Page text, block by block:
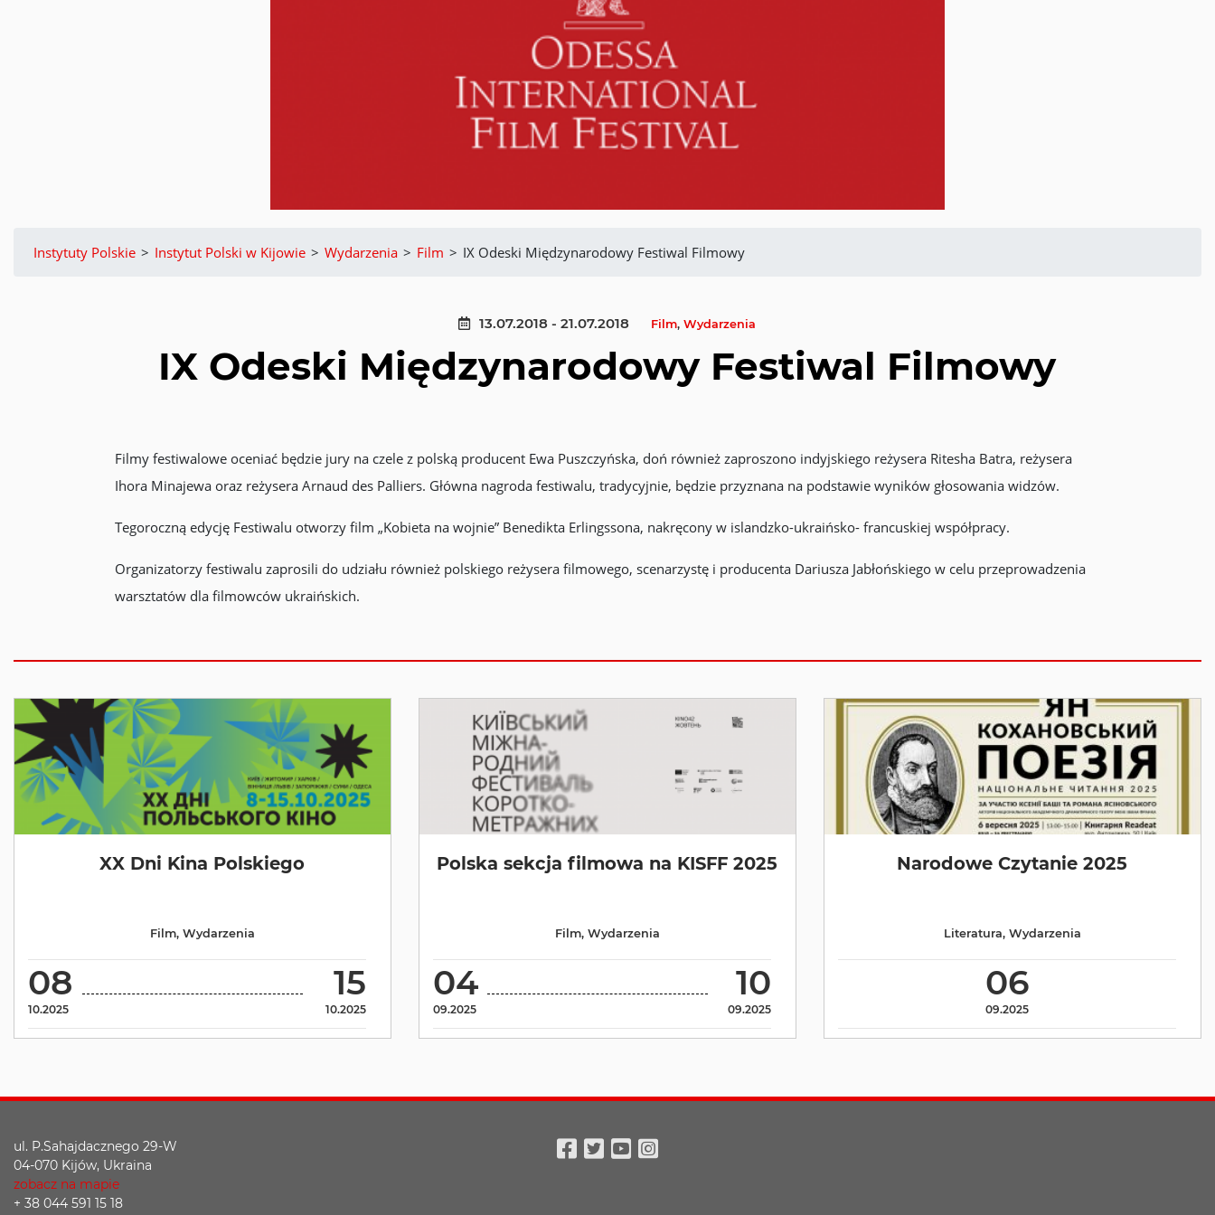
Instytuty Polskie > Instytut Polski w Kijowie > Wydarzenia > Film > IX Odeski Międzynarodowy Festiwal Filmowy
13.07.2018 - 21.07.2018 Film,Wydarzenia
IX Odeski Międzynarodowy Festiwal Filmowy
Filmy festiwalowe oceniać będzie jury na czele z polską producent Ewa Puszczyńska, doń również zaproszono indyjskiego reżysera Ritesha Batra, reżysera
Ihora Minajewa oraz reżysera Arnaud des Palliers. Główna nagroda festiwalu, tradycyjnie, będzie przyznana na podstawie wyników głosowania widzów.
Tegoroczną edycję Festiwalu otworzy film „Kobieta na wojnie” Benedikta Erlingssona, nakręcony w islandzko-ukraińsko- francuskiej współpracy.
Organizatorzy festiwalu zaprosili do udziału również polskiego reżysera filmowego, scenarzystę i producenta Dariusza Jabłońskiego w celu przeprowadzenia
warsztatów dla filmowców ukraińskich.
XX Dni Kina Polskiego
08
10.2025
15
10.2025
Film, Wydarzenia
Polska sekcja filmowa na KISFF 2025
04
09.2025
10
09.2025
Film, Wydarzenia
Narodowe Czytanie 2025
06
09.2025
Literatura, Wydarzenia
ul. P.Sahajdacznego 29-W
04-070 Kijów, Ukraina
zobacz na mapie
+ 38 044 591 15 18